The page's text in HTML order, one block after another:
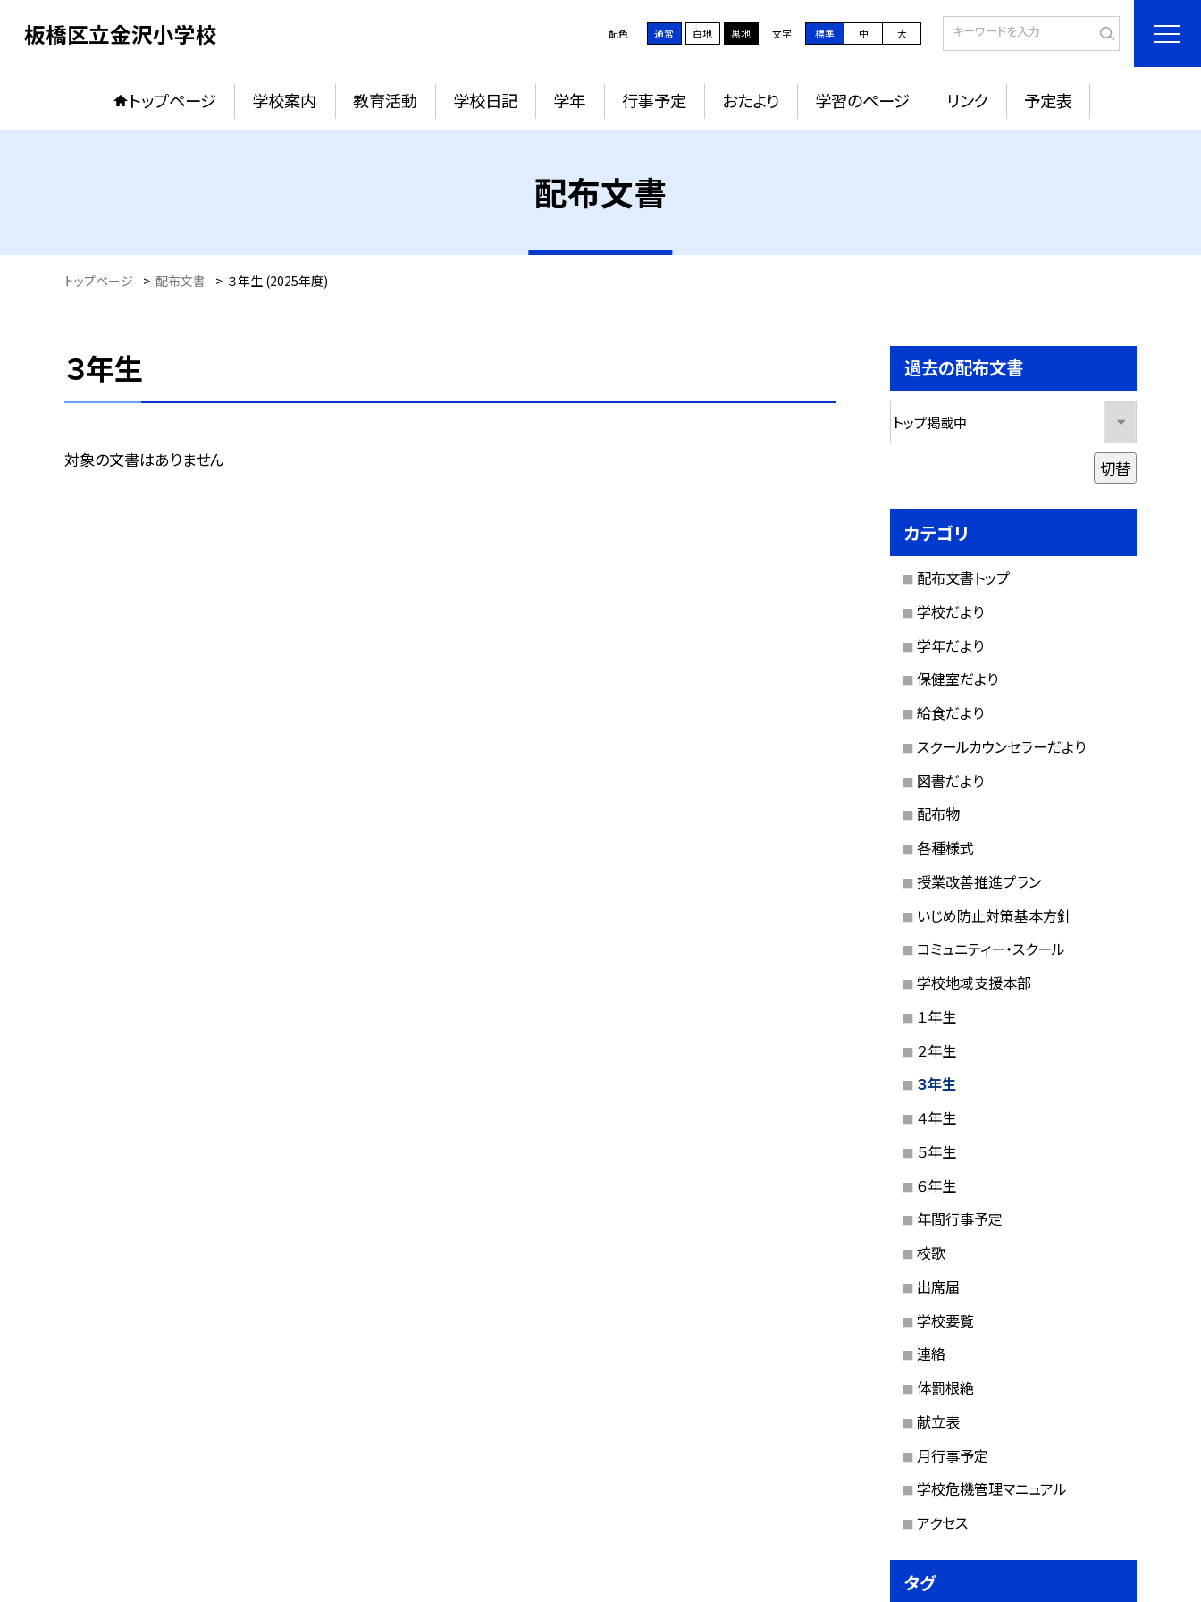
板橋区立金沢小学校 配色 通常 白地 黒地 文字 標準 中 大
トップページ 学校案内 教育活動 学校日記 学年 行事予定 おたより 学習のページ リンク 予定表
配布文書
トップページ > 配布文書 > ３年生 (2025年度)
３年生
対象の文書はありません
過去の配布文書
切替
カテゴリ
配布文書トップ
学校だより
学年だより
保健室だより
給食だより
スクールカウンセラーだより
図書だより
配布物
各種様式
授業改善推進プラン
いじめ防止対策基本方針
コミュニティー・スクール
学校地域支援本部
１年生
２年生
３年生
４年生
５年生
６年生
年間行事予定
校歌
出席届
学校要覧
連絡
体罰根絶
献立表
月行事予定
学校危機管理マニュアル
アクセス
タグ